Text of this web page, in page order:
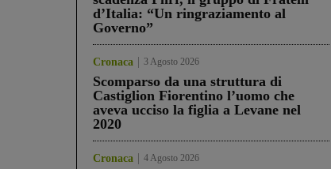
d’Italia: “Un ringraziamento al
Governo”
Cronaca 3 Agosto 2026
Scomparso da una struttura di
Castiglion Fiorentino l’uomo che
aveva ucciso la figlia a Levane nel
2020
Cronaca 4 Agosto 2026